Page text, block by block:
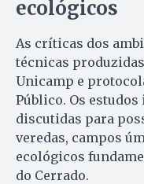
ecológicos
As críticas dos
técnicas
Unicamp e
Público. Os
discutidas para
veredas, campos
ecológicos
do Cerrado.